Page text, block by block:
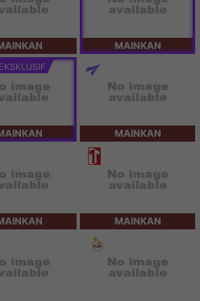
MAINKAN
EKSKLUSIF
MAINKAN
MAINKAN